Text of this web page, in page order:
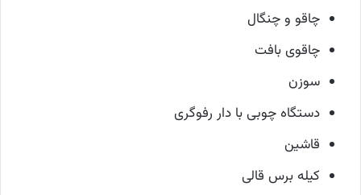
چاقو و چنگال
چاقوی بافت
سوزن
دستگاه چوبی با دار رفوگری
قاشین
کیله برس قالی